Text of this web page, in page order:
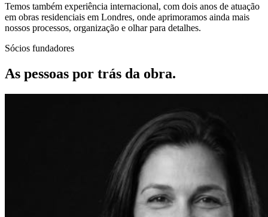
Temos também experiência internacional, com dois anos de atuação
em obras residenciais em Londres, onde aprimoramos ainda mais
nossos processos, organização e olhar para detalhes.
Sócios fundadores
As pessoas por trás da obra.